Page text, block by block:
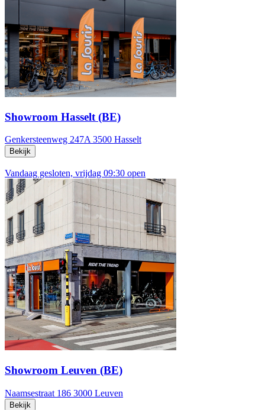
Showroom Hasselt (BE)
Genkersteenweg 247A 3500 Hasselt
Bekijk
Vandaag gesloten, vrijdag 09:30 open
Showroom Leuven (BE)
Naamsestraat 186 3000 Leuven
Bekijk